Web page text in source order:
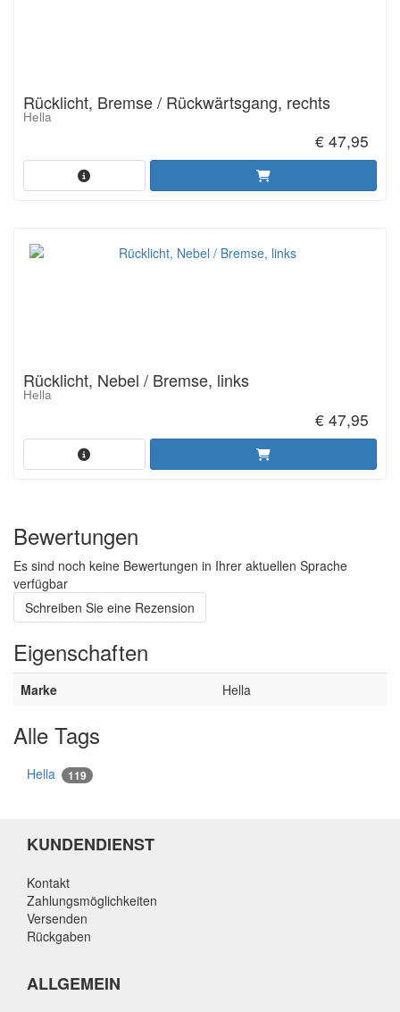
Rücklicht, Bremse / Rückwärtsgang, rechts
Hella
€ 47,95
Rücklicht, Nebel / Bremse, links
Hella
€ 47,95
Bewertungen
Es sind noch keine Bewertungen in Ihrer aktuellen Sprache
verfügbar
Schreiben Sie eine Rezension
Eigenschaften
Marke Hella
Alle Tags
Hella 119
KUNDENDIENST
Kontakt
Zahlungsmöglichkeiten
Versenden
Rückgaben
ALLGEMEIN